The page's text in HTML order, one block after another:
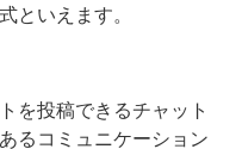
といえます。
を投稿できるチャット
るコミュニケーション